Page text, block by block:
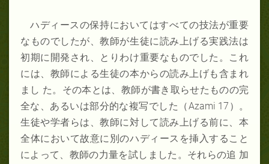
ハディースの保持においてはすべての技法が重要
なものでしたが、教師が生徒に読み上げる実践法は
初期に開発され、とりわけ重要なものでした。これ
には、教師による生徒の本からの読み上げも含まれ
まし た。その本とは、教師が書き取らせたものの完
全な、あるいは部分的な複写でした（Azami 17）。
生徒や学者らは、教師に対して読み上げる前に、本
全体において故意に別のハディースを挿入すること
によって、教師の力量を試しました。それらの追 加